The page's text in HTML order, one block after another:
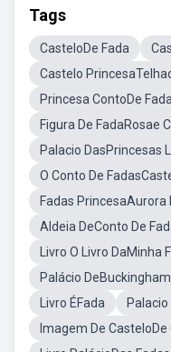
Tags
CasteloDe Fada
Castelo
Princesa ContoDe
Figura De FadaRosae
Palacio DasPrincesas
O Conto De
Fadas PrincesaAurora
Aldeia DeConto De
Livro O Livro DaMinha
Palácio DeBuckingham
Livro ÉFada
Imagem De CasteloDe